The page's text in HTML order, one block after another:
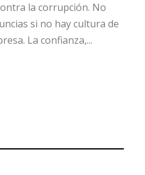
la corrupción. No
si no hay cultura de
La confianza,...